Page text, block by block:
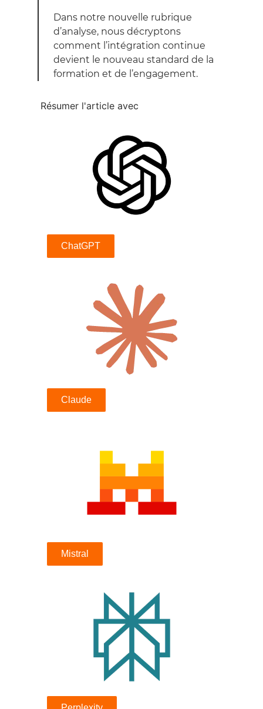
Dans notre nouvelle rubrique
d’analyse, nous décryptons
comment l’intégration continue
devient le nouveau standard de la
formation et de l’engagement.
Résumer l'article avec
ChatGPT
Claude
Mistral